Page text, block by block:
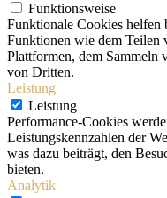
Funktionsweise
Funktionale Cookies helfen
Funktionen wie dem Teilen
Plattformen, dem Sammeln
von Dritten.
Leistung
Leistung
Performance-Cookies
Leistungskennzahlen der
was dazu beiträgt, den
bieten.
Analytik